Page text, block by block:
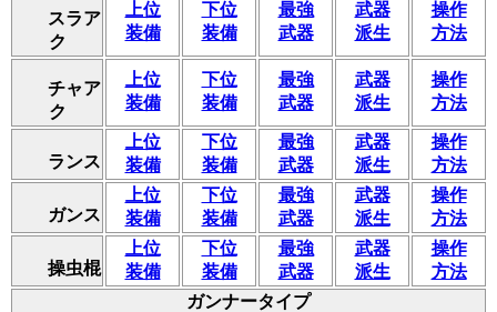
スラア
ク
上位
装備
下位
装備
最強
武器
武器
派生
操作
方法
チャア
ク
上位
装備
下位
装備
最強
武器
武器
派生
操作
方法
ランス
上位
装備
下位
装備
最強
武器
武器
派生
操作
方法
ガンス
上位
装備
下位
装備
最強
武器
武器
派生
操作
方法
操虫棍
上位
装備
下位
装備
最強
武器
武器
派生
操作
方法
ガンナータイプ